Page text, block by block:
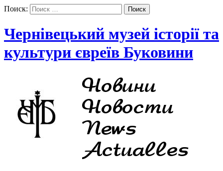
Поиск:
Чернівецький музей історії та
культури євреїв Буковини